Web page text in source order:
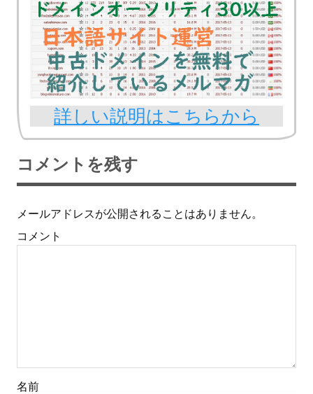
詳しい説明はこちらから
コメントを残す
メールアドレスが公開されることはありません。
コメント
名前